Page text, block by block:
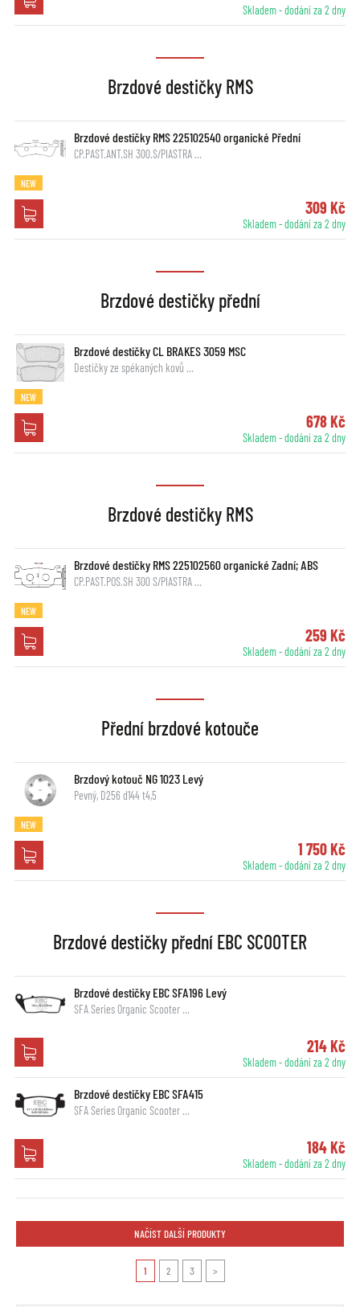
Skladem - dodání za 2 dny
Brzdové destičky RMS
Brzdové destičky RMS 225102540 organické Přední
CP.PAST.ANT.SH 300.S/PIASTRA …
NEW
309 Kč
Skladem - dodání za 2 dny
Brzdové destičky přední
Brzdové destičky CL BRAKES 3059 MSC
Destičky ze spékaných kovů …
NEW
678 Kč
Skladem - dodání za 2 dny
Brzdové destičky RMS
Brzdové destičky RMS 225102560 organické Zadní; ABS
CP.PAST.POS.SH 300 S/PIASTRA …
NEW
259 Kč
Skladem - dodání za 2 dny
Přední brzdové kotouče
Brzdový kotouč NG 1023 Levý
Pevný, D256 d144 t4,5
NEW
1 750 Kč
Skladem - dodání za 2 dny
Brzdové destičky přední EBC SCOOTER
Brzdové destičky EBC SFA196 Levý
SFA Series Organic Scooter …
214 Kč
Skladem - dodání za 2 dny
Brzdové destičky EBC SFA415
SFA Series Organic Scooter …
184 Kč
Skladem - dodání za 2 dny
NAČÍST DALŠÍ PRODUKTY
1 2 3 >